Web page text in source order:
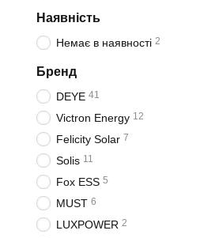
Наявність
Немає в наявності 2
Бренд
DEYE 41
Victron Energy 12
Felicity Solar 7
Solis 11
Fox ESS 5
MUST 6
LUXPOWER 2